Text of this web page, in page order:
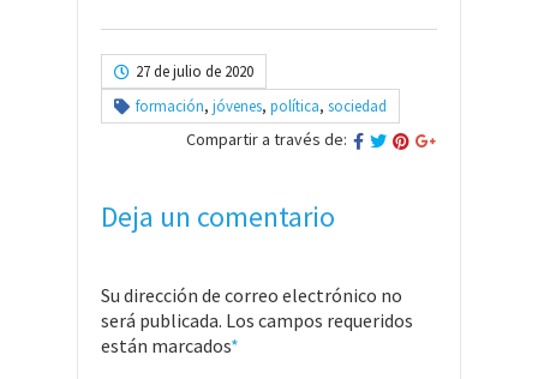
27 de julio de 2020
formación, jóvenes, política, sociedad
Compartir a través de:
Deja un comentario
Su dirección de correo electrónico no
será publicada. Los campos requeridos
están marcados*